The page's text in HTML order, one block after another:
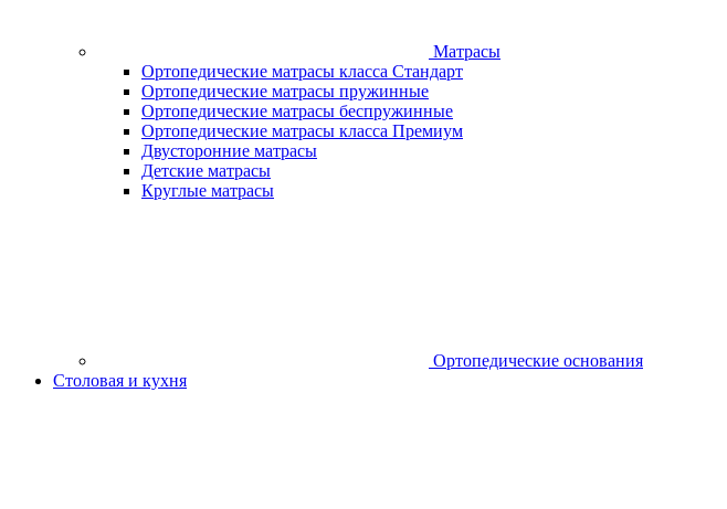
Матрасы
Ортопедические матрасы класса Стандарт
Ортопедические матрасы пружинные
Ортопедические матрасы беспружинные
Ортопедические матрасы класса Премиум
Двусторонние матрасы
Детские матрасы
Круглые матрасы
Ортопедические основания
Столовая и кухня